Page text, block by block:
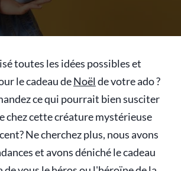
toutes les idées possibles et
le cadeau deNoël de votre ado ?
ce qui pourrait bien susciter
chez cette créature mystérieuse
Ne cherchez plus, nous avons
et avons déniché le cadeau